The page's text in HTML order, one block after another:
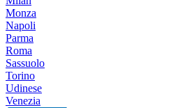
Monza
Napoli
Parma
Roma
Sassuolo
Torino
Udinese
Venezia